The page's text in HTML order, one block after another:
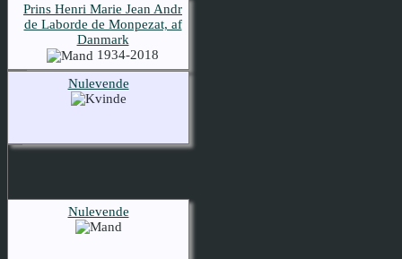
Prins Henri Marie Jean Andr
de Laborde de Monpezat, af
Danmark
1934-2018
Nulevende
Nulevende